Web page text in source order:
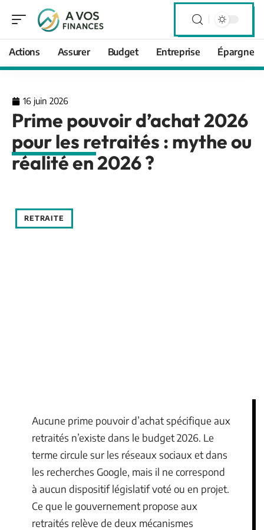
Actions Assurer Budget Entreprise Épargne
16 juin 2026
Prime pouvoir d’achat 2026
pour les retraités : mythe ou
réalité en 2026 ?
RETRAITE
Aucune prime pouvoir d’achat spécifique aux
retraités n’existe dans le budget 2026. Le
terme circule sur les réseaux sociaux et dans
les recherches Google, mais il ne correspond
à aucun dispositif législatif voté ou en projet.
Ce que le gouvernement propose aux
retraités relève de deux mécanismes